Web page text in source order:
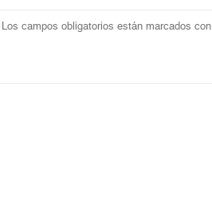
Los campos obligatorios están marcados con